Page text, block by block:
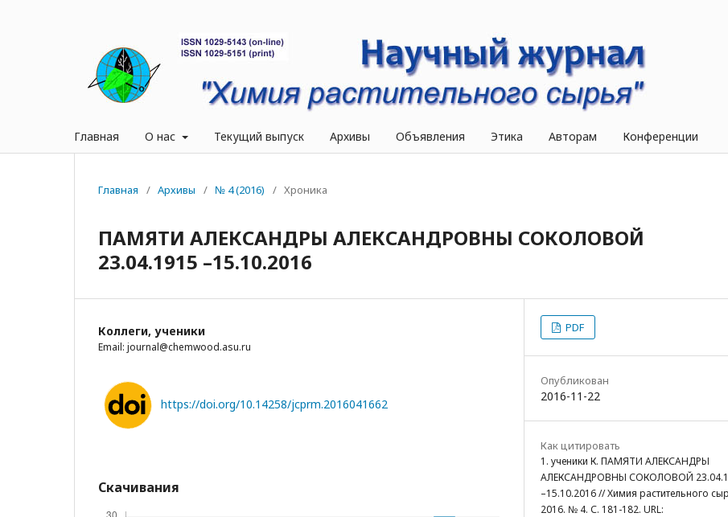
Главная О нас Текущий выпуск Архивы Объявления Этика Авторам Конференции
Главная / Архивы / № 4 (2016) / Хроника
ПАМЯТИ АЛЕКСАНДРЫ АЛЕКСАНДРОВНЫ СОКОЛОВОЙ
23.04.1915 –15.10.2016
Коллеги, ученики
Email: journal@chemwood.asu.ru
https://doi.org/10.14258/jcprm.2016041662
Скачивания
PDF
Опубликован
2016-11-22
Как цитировать
1. ученики К. ПАМЯТИ АЛЕКСАНДРЫ
АЛЕКСАНДРОВНЫ СОКОЛОВОЙ
–15.10.2016 // Химия растительного
2016. № 4. С. 181-182. URL: